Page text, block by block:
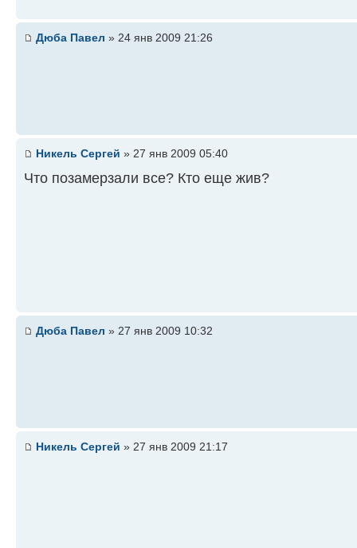
Дюба Павел » 24 янв 2009 21:26
Никель Сергей » 27 янв 2009 05:40
Что позамерзали все? Кто еще жив?
Дюба Павел » 27 янв 2009 10:32
Никель Сергей » 27 янв 2009 21:17